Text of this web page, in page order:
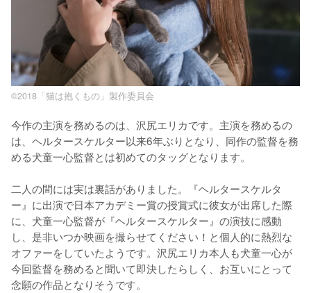
©2018「猫は抱くもの」製作委員会
今作の主演を務めるのは、沢尻エリカです。主演を務めるの
は、ヘルタースケルター以来6年ぶりとなり、同作の監督を務
める犬童一心監督とは初めてのタッグとなります。
二人の間には実は裏話がありました。『ヘルタースケルタ
ー』に出演で日本アカデミー賞の授賞式に彼女が出席した際
に、犬童一心監督が『ヘルタースケルター』の演技に感動
し、是非いつか映画を撮らせてください！と個人的に熱烈な
オファーをしていたようです。沢尻エリカ本人も犬童一心が
今回監督を務めると聞いて即決したらしく、お互いにとって
念願の作品となりそうです。